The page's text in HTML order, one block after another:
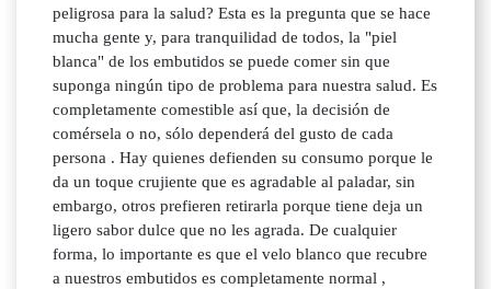
peligrosa para la salud? Esta es la pregunta que se hace
mucha gente y, para tranquilidad de todos, la "piel
blanca" de los embutidos se puede comer sin que
suponga ningún tipo de problema para nuestra salud. Es
completamente comestible así que, la decisión de
comérsela o no, sólo dependerá del gusto de cada
persona . Hay quienes defienden su consumo porque le
da un toque crujiente que es agradable al paladar, sin
embargo, otros prefieren retirarla porque tiene deja un
ligero sabor dulce que no les agrada. De cualquier
forma, lo importante es que el velo blanco que recubre
a nuestros embutidos es completamente normal ,